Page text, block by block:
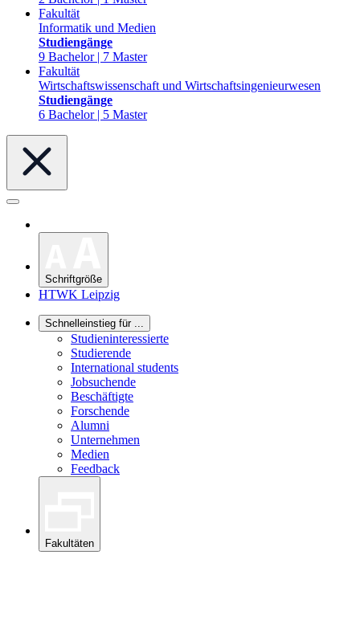
Fakultät
Informatik und Medien
Studiengänge
9 Bachelor | 7 Master
Fakultät
Wirtschaftswissenschaft und Wirtschaftsingenieurwesen
Studiengänge
6 Bachelor | 5 Master
Schriftgröße
HTWK Leipzig
Schnelleinstieg für ...
Studieninteressierte
Studierende
International students
Jobsuchende
Beschäftigte
Forschende
Alumni
Unternehmen
Medien
Feedback
Fakultäten